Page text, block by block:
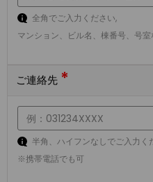
全角でご入力ください,
マンション、ビル名、棟番号、号室
ご連絡先 *
半角、ハイフンなしでご入力く
※携帯電話でも可